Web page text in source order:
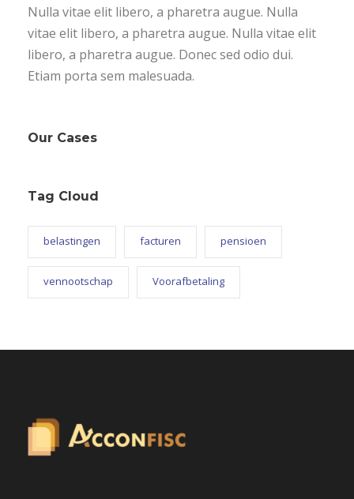
Nulla vitae elit libero, a pharetra augue. Nulla
vitae elit libero, a pharetra augue. Nulla vitae elit
libero, a pharetra augue. Donec sed odio dui.
Etiam porta sem malesuada.
Our Cases
Tag Cloud
belastingen facturen pensioen
vennootschap Voorafbetaling